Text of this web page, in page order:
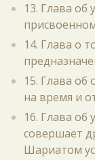
13. Глава об
14. Глава о
15. Глава об
на время и
16. Глава
совершает
Шариатом